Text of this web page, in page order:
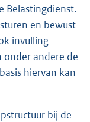
Belastingdienst.
en bewust
invulling
onder andere de
hiervan kan
bij de